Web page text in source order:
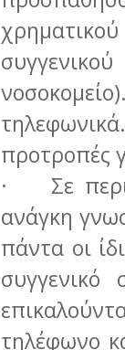
προτροπές
· Σε
ανάγκη
πάντα οι
τηλέφωνο